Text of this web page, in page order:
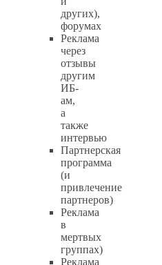
других),
форумах
Реклама
через
отзывы
другим
ИБ-
ам,
а
также
интервью
Партнерская
программа
(и
привлечение
партнеров)
Реклама
в
мертвых
группах)
Реклама